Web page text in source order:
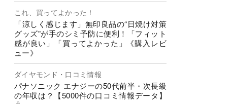
これ、買ってよかった！
「涼しく感じます」無印良品の“日焼け対策
グッズ”が手のシミ予防に便利！「フィット
感が良い」「買ってよかった」《購入レビ
ュー》
ダイヤモンド・口コミ情報
パナソニック エナジーの50代前半・次長級
の年収は？【5000件の口コミ情報データ】